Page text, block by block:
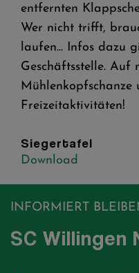
entfernten
Wer nicht trifft,
laufen... Infos dazu
Geschäftsstelle. Auf
Freizeitaktivitäten!
Siegertafel
Download
INFORMIERT
SC